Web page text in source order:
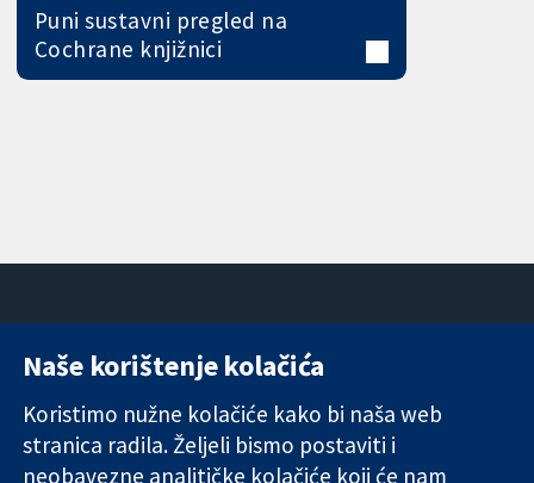
Puni sustavni pregled na
Cochrane knjižnici
Pouzdani dokazi.
Utemeljeni
dokazi.
11-13 Cavendish
London
W1G 0AN
Ujedinjeno
Novosti
medije
Naše korištenje kolačića
Koristimo nužne kolačiće kako bi naša web
stranica radila. Željeli bismo postaviti i
neobavezne analitičke kolačiće koji će nam